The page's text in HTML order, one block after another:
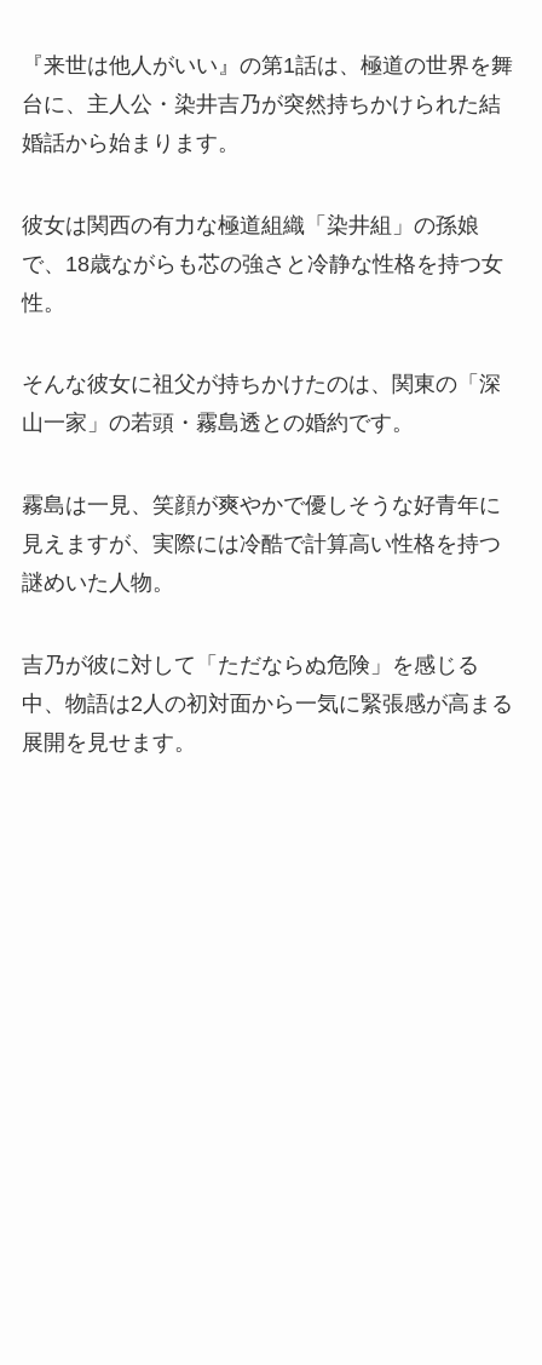
『来世は他人がいい』の第1話は、極道の世界を舞
台に、主人公・染井吉乃が突然持ちかけられた結
婚話から始まります。
彼女は関西の有力な極道組織「染井組」の孫娘
で、18歳ながらも芯の強さと冷静な性格を持つ女
性。
そんな彼女に祖父が持ちかけたのは、関東の「深
山一家」の若頭・霧島透との婚約です。
霧島は一見、笑顔が爽やかで優しそうな好青年に
見えますが、実際には冷酷で計算高い性格を持つ
謎めいた人物。
吉乃が彼に対して「ただならぬ危険」を感じる
中、物語は2人の初対面から一気に緊張感が高まる
展開を見せます。